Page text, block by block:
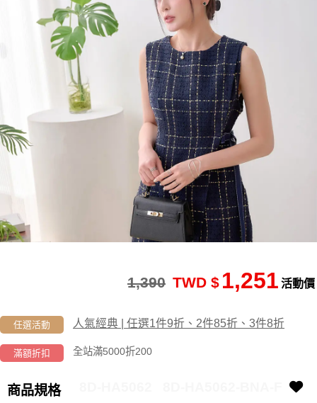
活動價
1,251
TWD $
1,390
任選活動 人氣經典 | 任選1件9折、2件85折、3件8折
滿額折扣 全站滿5000折200
商品規格